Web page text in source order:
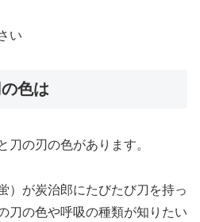
い
色は
刀の刃の色があります。
）が炭治郎にたびたび刀を持っ
刀の色や呼吸の種類が知りたい